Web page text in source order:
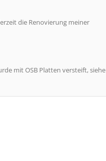
die Renovierung meiner
mit OSB Platten versteift, siehe